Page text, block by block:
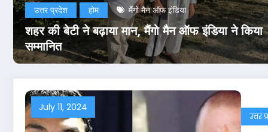
उत्तर प्रदेश होम मैंगो मैन ऑफ इंडिया
शहर की बेटी ने बढ़ाया मान, मैंगो मैन ऑफ इंडिया ने किया
सम्मानित
More
July 11, 2024
उत्तर